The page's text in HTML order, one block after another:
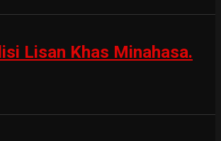
Lisan Khas Minahasa.